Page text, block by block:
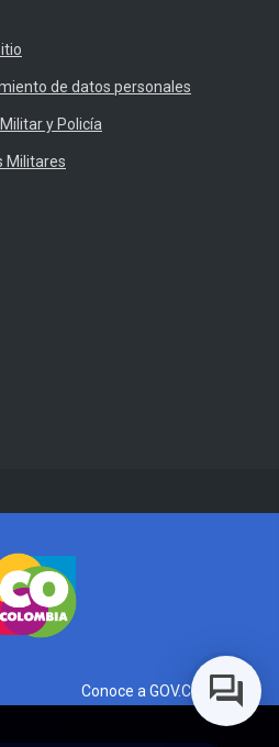
de datos personales
y Policía
Militares
Conoce a GOV.CO aquí